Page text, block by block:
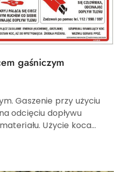
gaśniczym
Gaszenie przy użyciu
odcięciu dopływu
Użycie koca
dopływ tlenu do